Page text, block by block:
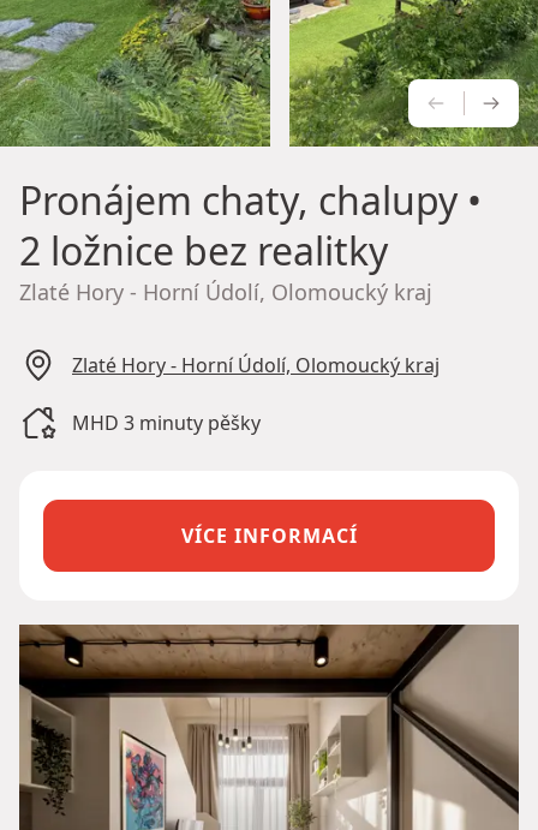
Pronájem chaty, chalupy•
2 ložnice bez realitky
Zlaté Hory - Horní Údolí, Olomoucký kraj
Zlaté Hory - Horní Údolí, Olomoucký kraj
MHD 3 minuty pěšky
VÍCE INFORMACÍ